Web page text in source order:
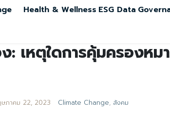
Health & Wellness ESG Data
เหตุใดการคุ้มครองหม
ภาคม 22, 2023 Climate Change, สังคม